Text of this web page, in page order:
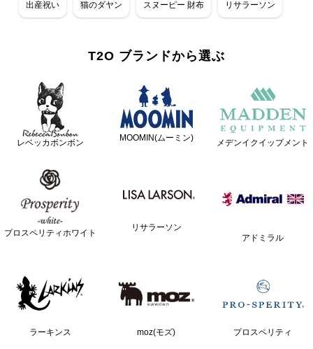
出産祝い 猫のダヤン スヌーピー 財布 リサラーソン
T2O ブランドから選ぶ
レベッカボンボン MOOMIN(ムーミン) メデンイクイップメント
プロスペリティホワイト
リサラーソン
アドミラル
ラーキンス moz(モズ) プロスペリティ